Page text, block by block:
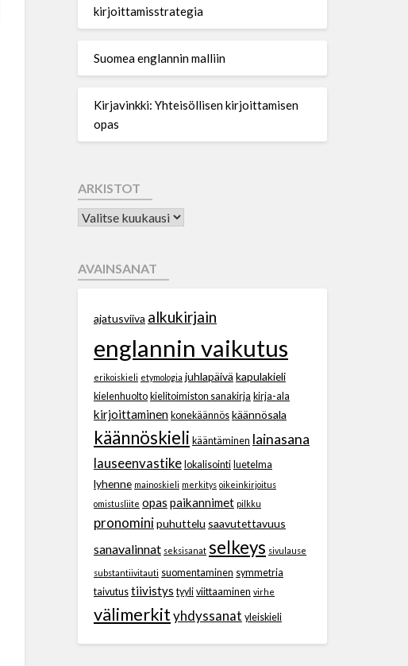
kirjoittamisstrategia
Suomea englannin malliin
Kirjavinkki: Yhteisöllisen kirjoittamisen
opas
ARKISTOT
AVAINSANAT
ajatusviiva alkukirjain
englannin vaikutus
erikoiskieli etymologia juhlapäivä kapulakieli
kielenhuolto kielitoimiston sanakirja kirja-ala
kirjoittaminen konekäännös käännösala
käännöskieli kääntäminen lainasana
lauseenvastike lokalisointi luetelma
lyhenne mainoskieli merkitys oikeinkirjoitus
omistusliite opas paikannimet pilkku
pronominipuhuttelu saavutettavuus
sanavalinnat seksisanat selkeys sivulause
substantiivitauti suomentaminen symmetria
taivutus tiivistys tyyli viittaaminen virhe
välimerkityhdyssanat yleiskieli